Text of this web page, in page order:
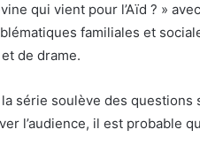
qui vient pour l’Aïd ? »
familiales et
de drame.
la série soulève des
l’audience, il est probable